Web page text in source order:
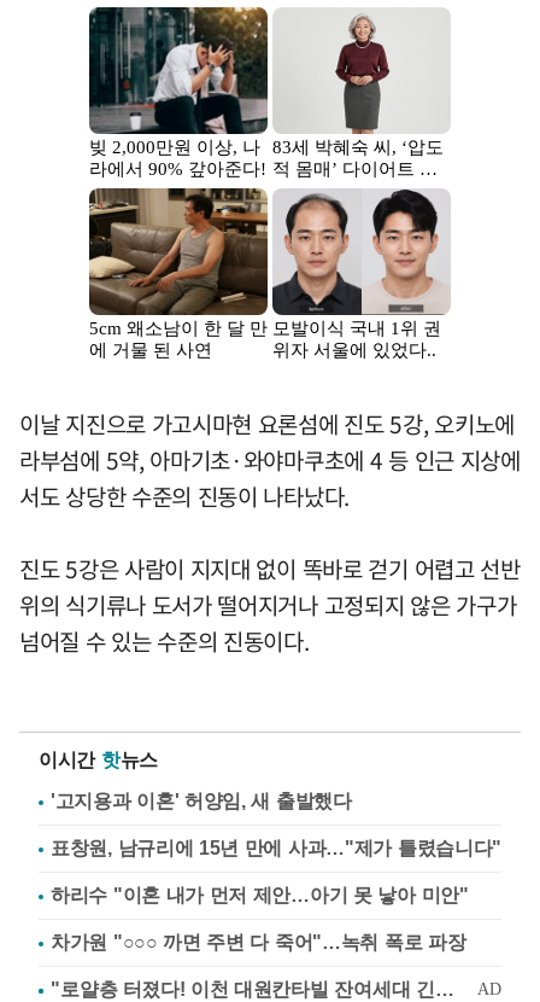
이날 지진으로 가고시마현 요론섬에 진도 5강, 오키노에
라부섬에 5약, 아마기초·와야마쿠초에 4 등 인근 지상에
서도 상당한 수준의 진동이 나타났다.
진도 5강은 사람이 지지대 없이 똑바로 걷기 어렵고 선반
위의 식기류나 도서가 떨어지거나 고정되지 않은 가구가
넘어질 수 있는 수준의 진동이다.
이시간 핫뉴스
'고지용과 이혼' 허양임, 새 출발했다
표창원, 남규리에 15년 만에 사과…"제가 틀렸습니다"
하리수 "이혼 내가 먼저 제안…아기 못 낳아 미안"
차가원 "○○○ 까면 주변 다 죽어"…녹취 폭로 파장